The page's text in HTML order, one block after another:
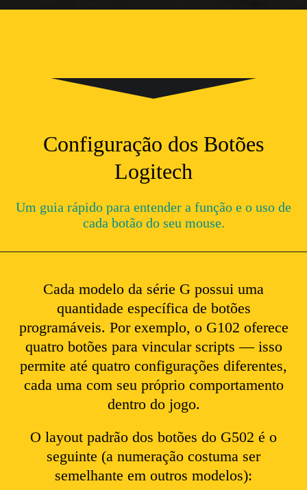
Configuração dos Botões
Logitech
Um guia rápido para entender a função e o uso de
cada botão do seu mouse.
Cada modelo da série G possui uma
quantidade específica de botões
programáveis. Por exemplo, o G102 oferece
quatro botões para vincular scripts — isso
permite até quatro configurações diferentes,
cada uma com seu próprio comportamento
dentro do jogo.
O layout padrão dos botões do G502 é o
seguinte (a numeração costuma ser
semelhante em outros modelos):